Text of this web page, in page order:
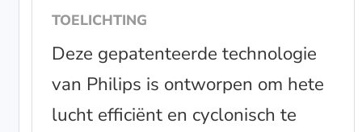
Deze gepatenteerde technologie
van Philips is ontworpen om hete
lucht efficiënt en cyclonisch te